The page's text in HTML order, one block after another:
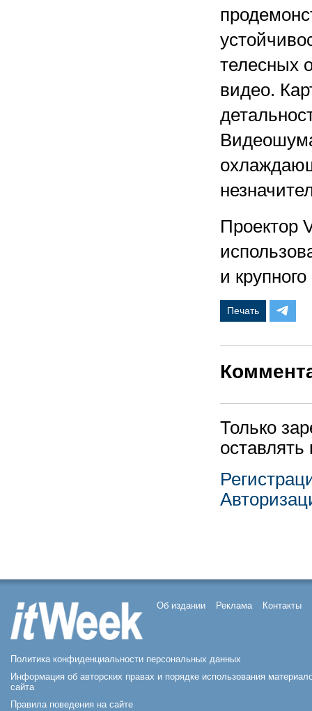
телесных
видео.
Проектор
и
Печать
Только
Об издании Реклама Контакты
Политика конфиденциальности персональных данных
Информация об авторских правах и порядке использования
сайта
Правила поведения на сайте